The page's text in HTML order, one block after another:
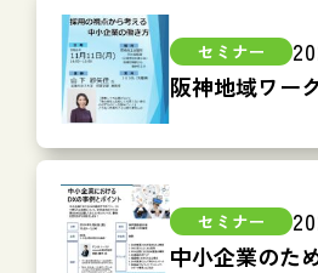
阪神地域ワー
中小企業のた